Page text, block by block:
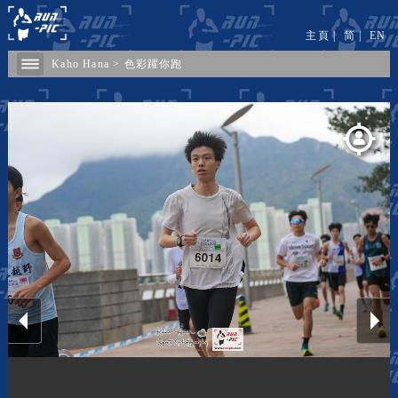
Kaho Hana > 色彩躍你跑
主頁 | 简| EN